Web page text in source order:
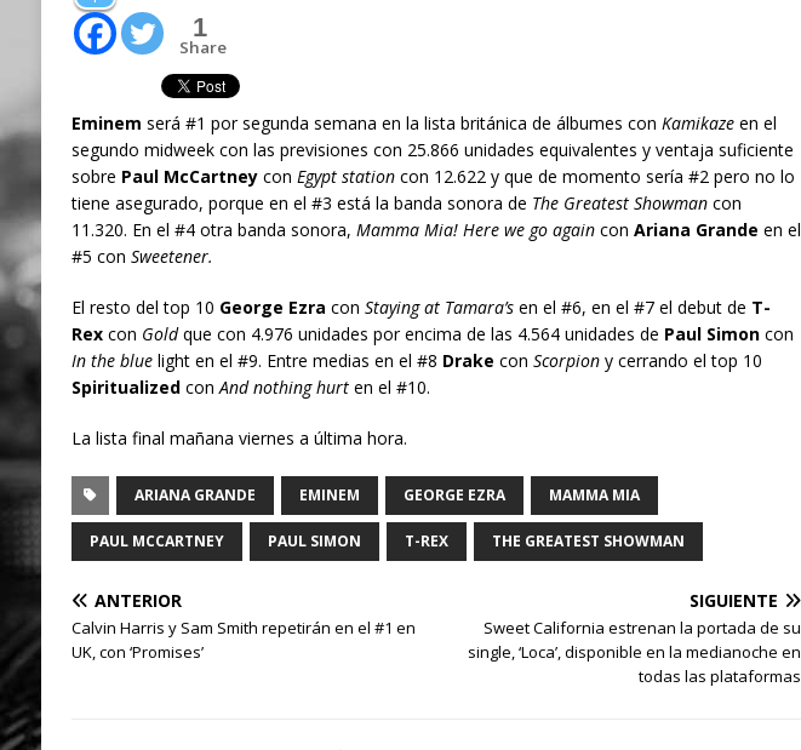
1
Share
Eminem será #1 por segunda semana en la lista británica de álbumes con Kamikazeen el
segundo midweek con las previsiones con 25.866 unidades equivalentes y ventaja suficiente
sobre Paul McCartneycon Egypt stationcon 12.622 y que de momento sería #2 pero no lo
tiene asegurado, porque en el #3 está la banda sonora de The Greatest Showmancon
11.320. En el #4 otra banda sonora, Mamma Mia! Here we go againcon Ariana Grande en el
#5 con Sweetener.
El resto del top 10 George Ezra con Staying at Tamara’sen el #6, en el #7 el debut de T-
Rexcon Goldque con 4.976 unidades por encima de las 4.564 unidades de Paul Simoncon
In the bluelight en el #9. Entre medias en el #8 Drake con Scorpiony cerrando el top 10
SpiritualizedconAnd nothing hurten el #10.
La lista final mañana viernes a última hora.
ARIANA GRANDE EMINEM GEORGE EZRA MAMMA MIA
PAUL MCCARTNEY PAUL SIMON T-REX THE GREATEST SHOWMAN
ANTERIOR
Calvin Harris y Sam Smith repetirán en el #1 en
UK, con ‘Promises’
SIGUIENTE
Sweet California estrenan la portada de su
single, ‘Loca’, disponible en la medianoche en
todas las plataformas